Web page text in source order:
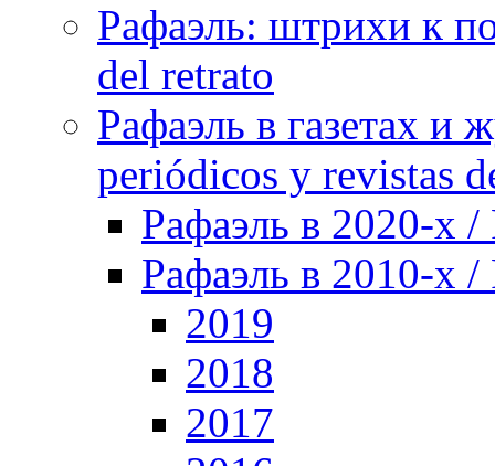
Рафаэль: штрихи к
del retrato
Рафаэль в газетах и
periódicos y revistas
Рафаэль в 2020-х /
Рафаэль в 2010-х /
2019
2018
2017